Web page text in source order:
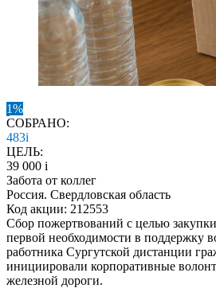
1%
СОБРАНО:
483i
ЦЕЛЬ:
39 000 i
Забота от коллег
Россия. Свердловская область
Код акции: 212553
Сбор пожертвований с целью
первой необходимости в поддержку
работника Сургутской дистанции
инициировали корпоративные
железной дороги.